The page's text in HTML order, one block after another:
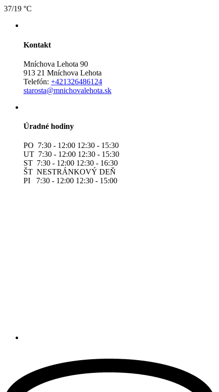
37/19 °C
Kontakt
Mníchova Lehota 90
913 21 Mníchova Lehota
Telefón: +421326486124
starosta@mnichovalehota.sk
Úradné hodiny
PO 7:30 - 12:00 12:30 - 15:30
UT 7:30 - 12:00 12:30 - 15:30
ST 7:30 - 12:00 12:30 - 16:30
ŠT NESTRÁNKOVÝ DEŇ
PI 7:30 - 12:00 12:30 - 15:00